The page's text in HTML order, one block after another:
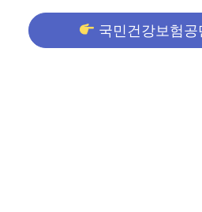
국민건강보험공